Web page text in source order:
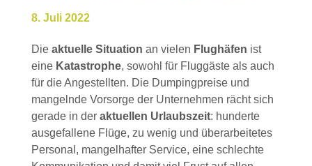
8. Juli 2022
Die aktuelle Situation an vielen Flughäfen ist
eine Katastrophe, sowohl für Fluggäste als auch
für die Angestellten. Die Dumpingpreise und
mangelnde Vorsorge der Unternehmen rächt sich
gerade in der aktuellen Urlaubszeit: hunderte
ausgefallene Flüge, zu wenig und überarbeitetes
Personal, mangelhafter Service, eine schlechte